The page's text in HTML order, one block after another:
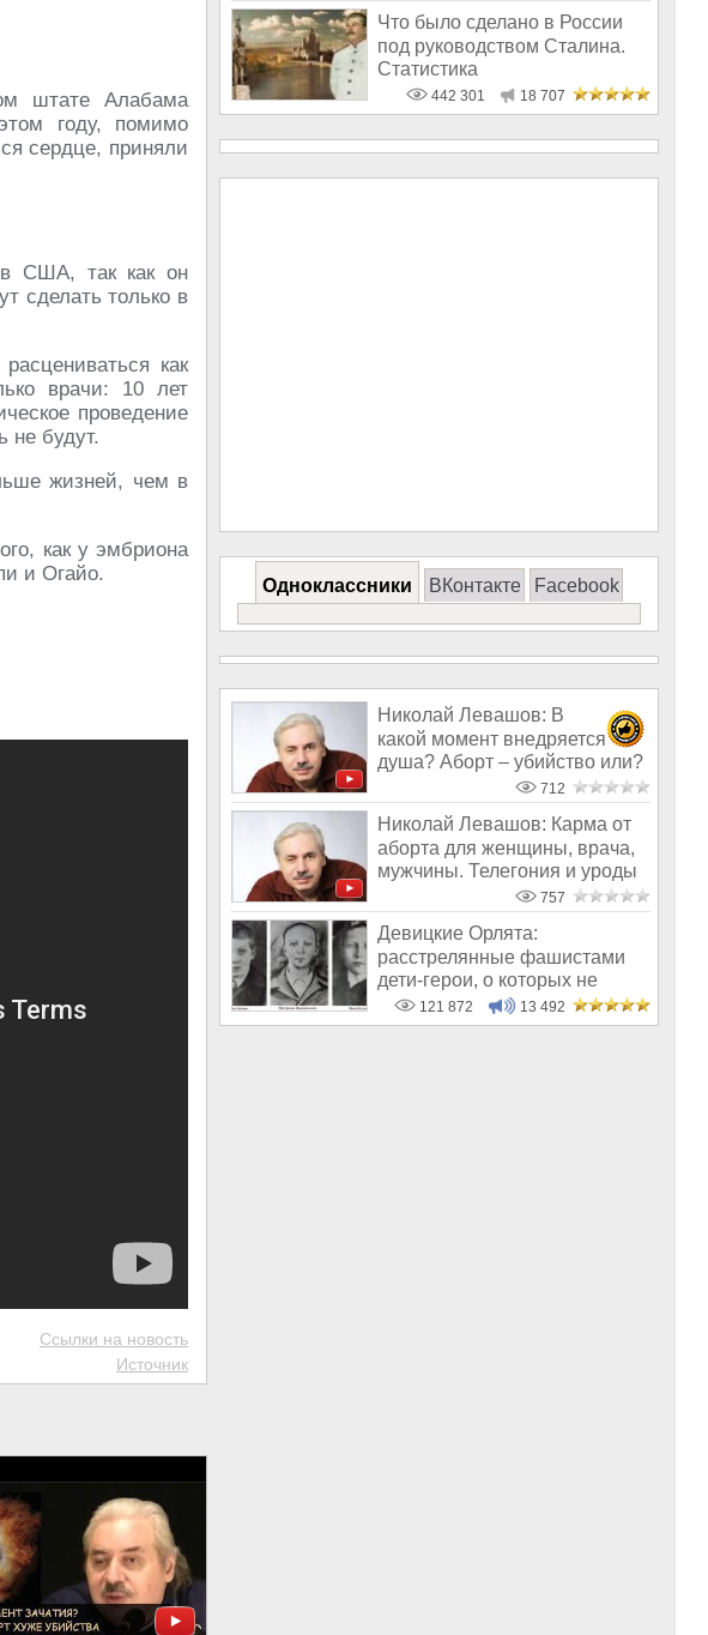
штате Алабама
году, помимо
сердце, приняли
США, так как он
сделать только в
как
врачи: 10 лет
проведение
не будут.
жизней, чем в
как у эмбриона
и Огайо.
Ссылки на новость
Источник
Что было сделано в России
под руководством Сталина.
Статистика
442 301 18 707
Одноклассники ВКонтакте Facebook
Николай Левашов: В
какой момент внедряется
душа? Аборт – убийство или?
712
Николай Левашов: Карма от
аборта для женщины, врача,
мужчины. Телегония и уроды
757
Девицкие Орлята:
расстрелянные фашистами
дети-герои, о которых не
рассказывают в шк
121 872 13 492